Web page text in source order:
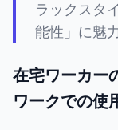
ラックスタ
能性」に魅
在宅ワーカー
ワークでの使